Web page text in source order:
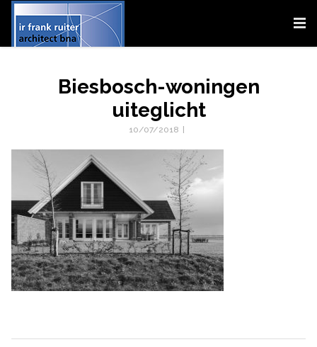
Biesbosch-woningen
uiteglicht
10/07/2018